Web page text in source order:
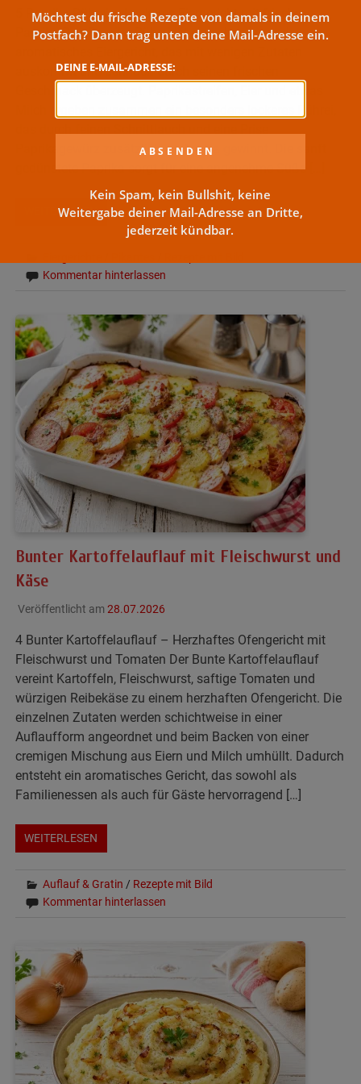
5 Paprika-Rührei – Lockeres Eiergericht mit frischer
Paprika Das Paprika-Rührei ist ein schnelles und
auskommt und dennoch durch seinen frischen
Paprikagewürz zusätzlich an Aroma gewinnt. Die sanft
gedünstete Paprika sorgt für eine angenehme Süße […]
WEITERLESEN
Kommentar hinterlassen
Bunter Kartoffelauflauf mit Fleischwurst und
Käse
Veröffentlicht am 28.07.2026
4 Bunter Kartoffelauflauf – Herzhaftes Ofengericht mit
Fleischwurst und Tomaten Der Bunte Kartoffelauflauf
vereint Kartoffeln, Fleischwurst, saftige Tomaten und
würzigen Reibekäse zu einem herzhaften Ofengericht. Die
einzelnen Zutaten werden schichtweise in einer
Auflaufform angeordnet und beim Backen von einer
cremigen Mischung aus Eiern und Milch umhüllt. Dadurch
entsteht ein aromatisches Gericht, das sowohl als
Familienessen als auch für Gäste hervorragend […]
WEITERLESEN
Auflauf & Gratin / Rezepte mit Bild
Kommentar hinterlassen
Möchtest du frische Rezepte von damals in deinem
Postfach? Dann trag unten deine Mail-Adresse ein.
DEINE E-MAIL-ADRESSE:
Kein Spam, kein Bullshit, keine
Weitergabe deiner Mail-Adresse an Dritte,
jederzeit kündbar.